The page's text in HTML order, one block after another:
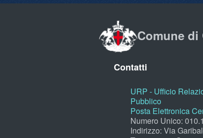
Comune di
Contatti
URP - Ufficio
Pubblico
Posta Elettronica
Numero Unico:
Indirizzo: Via